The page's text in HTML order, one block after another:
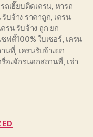
รถเฮี๊ยบติดเครน หารถ
รับจ้าง ราคาถูก เครน
ครน รับจ้าง ถูก ยก
ฟตี้100% ใบเซอร์, เครน
านที่ เครนรับจ้างยก
รื่องจักรนอกสถานที่ เช่า